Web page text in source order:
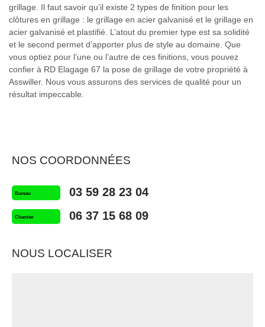
grillage. Il faut savoir qu’il existe 2 types de finition pour les
clôtures en grillage : le grillage en acier galvanisé et le grillage en
acier galvanisé et plastifié. L’atout du premier type est sa solidité
et le second permet d’apporter plus de style au domaine. Que
vous optiez pour l’une ou l’autre de ces finitions, vous pouvez
confier à RD Elagage 67 la pose de grillage de votre propriété à
Asswiller. Nous vous assurons des services de qualité pour un
résultat impeccable.
NOS COORDONNÉES
Bureau 03 59 28 23 04
Chantier 06 37 15 68 09
NOUS LOCALISER